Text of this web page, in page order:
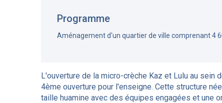
Programme
Aménagement d'un quartier de ville comprenant 4
L'ouverture de la micro-crèche Kaz et Lulu au sein
4ème ouverture pour l'enseigne. Cette structure
taille huamine avec des équipes engagées et une